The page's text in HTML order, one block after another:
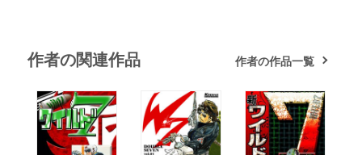
作者の関連作品 作者の作品一覧